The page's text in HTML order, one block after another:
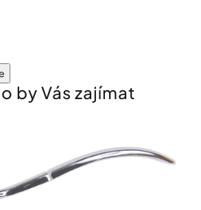
by Vás zajímat